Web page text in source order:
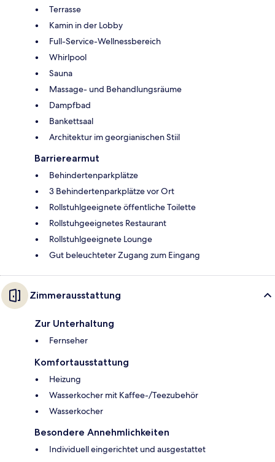
Terrasse
Kamin in der Lobby
Full-Service-Wellnessbereich
Whirlpool
Sauna
Massage- und Behandlungsräume
Dampfbad
Bankettsaal
Architektur im georgianischen Stiil
Barrierearmut
Behindertenparkplätze
3 Behindertenparkplätze vor Ort
Rollstuhlgeeignete öffentliche Toilette
Rollstuhgeeignetes Restaurant
Rollstuhlgeeignete Lounge
Gut beleuchteter Zugang zum Eingang
Zimmerausstattung
Zur Unterhaltung
Fernseher
Komfortausstattung
Heizung
Wasserkocher mit Kaffee-/Teezubehör
Wasserkocher
Besondere Annehmlichkeiten
Individuell eingerichtet und ausgestattet